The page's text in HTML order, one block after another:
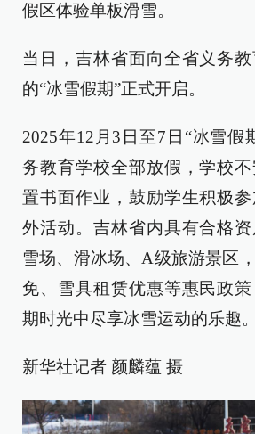
假区体验单板滑雪。
当日，吉林省面向全省义务
的“冰雪假期”正式开启。
2025年12月3日至7日“冰雪假
务教育学校全部放假，学校
置书面作业，鼓励学生积极
外活动。吉林省内具有合格
雪场、滑冰场、A级旅游景区
免、雪具租赁优惠等惠民政
期时光中尽享冰雪运动的乐趣。
新华社记者 颜麟蕴 摄